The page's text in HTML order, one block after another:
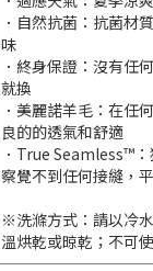
．自然抗菌：抗菌材
味
．終身保證：沒有任
就換
．美麗諾羊毛：在任
良的的透氣和舒適
．True Seamless™
察覺不到任何接縫，
※洗滌方式：請以冷
溫烘乾或晾乾；不可